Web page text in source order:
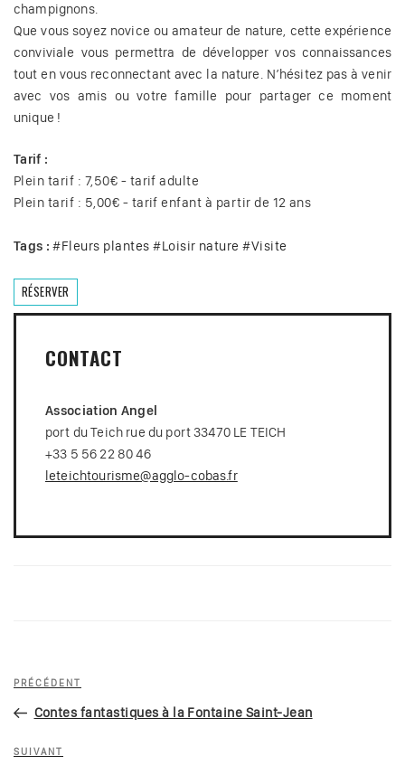
champignons.
Que vous soyez novice ou amateur de nature, cette expérience
conviviale vous permettra de développer vos connaissances
tout en vous reconnectant avec la nature. N’hésitez pas à venir
avec vos amis ou votre famille pour partager ce moment
unique !
Tarif :
Plein tarif : 7,50€ - tarif adulte
Plein tarif : 5,00€ - tarif enfant à partir de 12 ans
Tags : #Fleurs plantes #Loisir nature #Visite
RÉSERVER
CONTACT
Association Angel
port du Teich rue du port 33470 LE TEICH
+33 5 56 22 80 46
leteichtourisme@agglo-cobas.fr
Navigation
l’article
Article
précédent
PRÉCÉDENT
Contes fantastiques à la Fontaine Saint-Jean
Article
SUIVANT